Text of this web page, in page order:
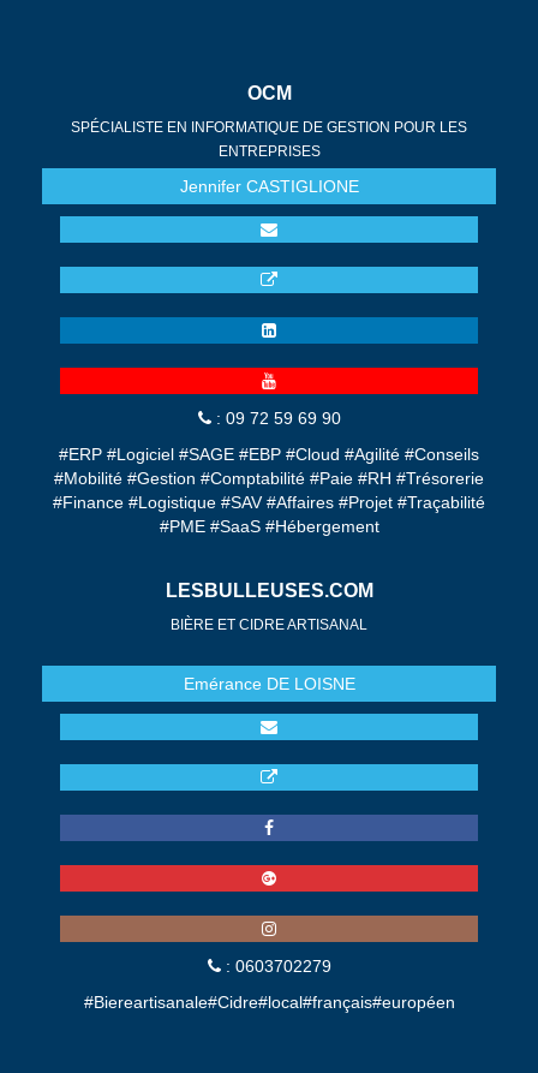
OCM
SPÉCIALISTE EN INFORMATIQUE DE GESTION POUR LES
ENTREPRISES
Jennifer CASTIGLIONE
: 09 72 59 69 90
#ERP #Logiciel #SAGE #EBP #Cloud #Agilité #Conseils
#Mobilité #Gestion #Comptabilité #Paie #RH #Trésorerie
#Finance #Logistique #SAV #Affaires #Projet #Traçabilité
#PME #SaaS #Hébergement
LESBULLEUSES.COM
BIÈRE ET CIDRE ARTISANAL
Emérance DE LOISNE
: 0603702279
#Biereartisanale#Cidre#local#français#européen